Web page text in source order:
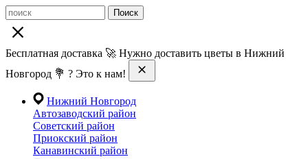
Поиск
Бесплатная доставка 🚀 Нужно доставить цветы в Нижний
Новгород 💐 ? Это к нам!
Нижний Новгород
Автозаводский район
Советский район
Приокский район
Канавинский район